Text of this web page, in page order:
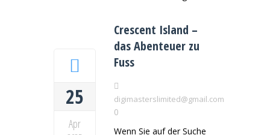
25
Apr
Crescent Island –
das Abenteuer zu
Fuss
digimasterslimited@gmail.com
0
Wenn Sie auf der Suche